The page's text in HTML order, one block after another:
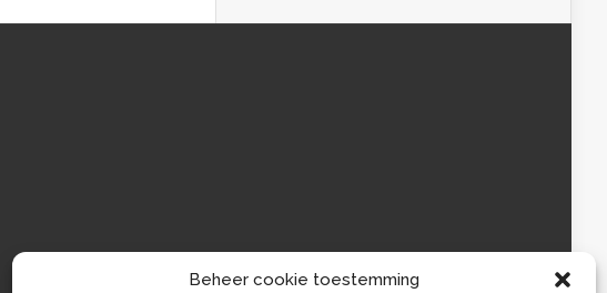
Beheer cookie toestemming